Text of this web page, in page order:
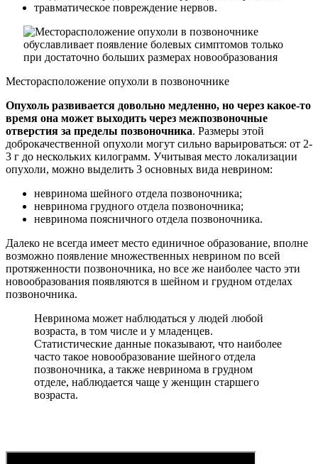
травматическое повреждение нервов.
Месторасположение опухоли в позвоночнике
Опухоль развивается довольно медленно, но через какое-то
время она может выходить через межпозвоночные
отверстия за пределы позвоночника. Размеры этой
доброкачественной опухоли могут сильно варьироваться: от 2-
3 г до нескольких килограмм. Учитывая место локализации
опухоли, можно выделить 3 основных вида неврином:
невринома шейного отдела позвоночника;
невринома грудного отдела позвоночника;
невринома поясничного отдела позвоночника.
Далеко не всегда имеет место единичное образование, вполне
возможно появление множественных неврином по всей
протяженности позвоночника, но все же наиболее часто эти
новообразования появляются в шейном и грудном отделах
позвоночника.
Невринома может наблюдаться у людей любой
возраста, в том числе и у младенцев.
Статистические данные показывают, что наиболее
часто такое новообразование шейного отдела
позвоночника, а также невринома в грудном
отделе, наблюдается чаще у женщин старшего
возраста.